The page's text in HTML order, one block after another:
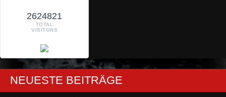
2624821
TOTAL
VISITORS
NEUESTE BEITRÄGE